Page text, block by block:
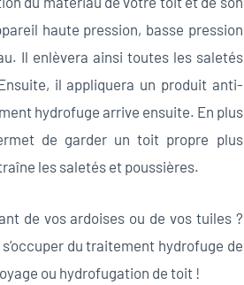
haute pression, basse pression
Il enlèvera ainsi toutes les saletés
il appliquera un produit anti-
hydrofuge arrive ensuite. En plus
de garder un toit propre plus
les saletés et poussières.
de vos ardoises ou de vos tuiles ?
du traitement hydrofuge de
ou hydrofugation de toit !